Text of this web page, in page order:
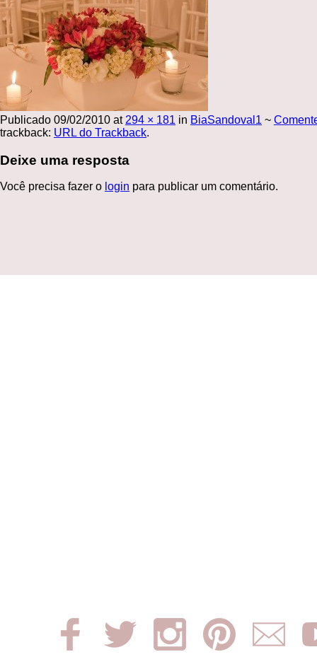
Publicado 09/02/2010 at 294 × 181 in BiaSandoval1 ~
trackback: URL do Trackback.
Deixe uma resposta
Você precisa fazer o login para publicar um comentário.